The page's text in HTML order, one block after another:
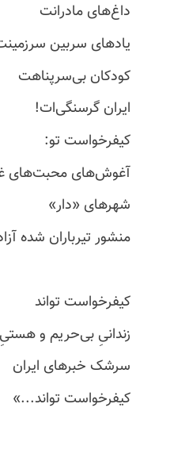
داغ‌های مادرانت
یادهای سربین
کودکان بی‌سرپناهت
ایران گرسنگی‌ات!
کیفرخواست تو:
آغوش‌های محبت‌های
شهرهای «دار»
منشور تیرباران شده
کیفرخواست تواند
زندانیِ بی‌حریم و
سرشک خبرهای ایران
کیفرخواست تو‌اند...»